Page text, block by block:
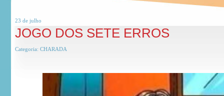
23 de julho
JOGO DOS SETE ERROS
Categoria: CHARADA